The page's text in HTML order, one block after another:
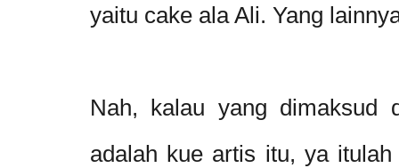
yaitu cake ala Ali. Yang
Nah, kalau yang dimaksud
adalah kue artis itu, ya